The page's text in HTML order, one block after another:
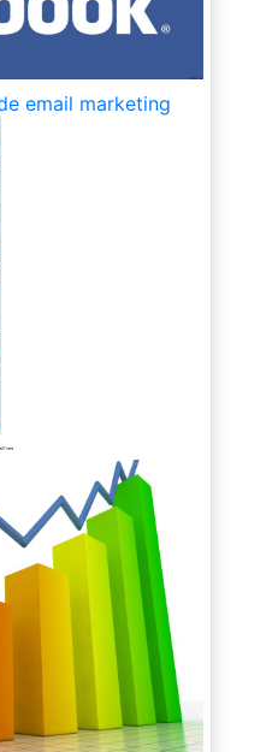
email marketing